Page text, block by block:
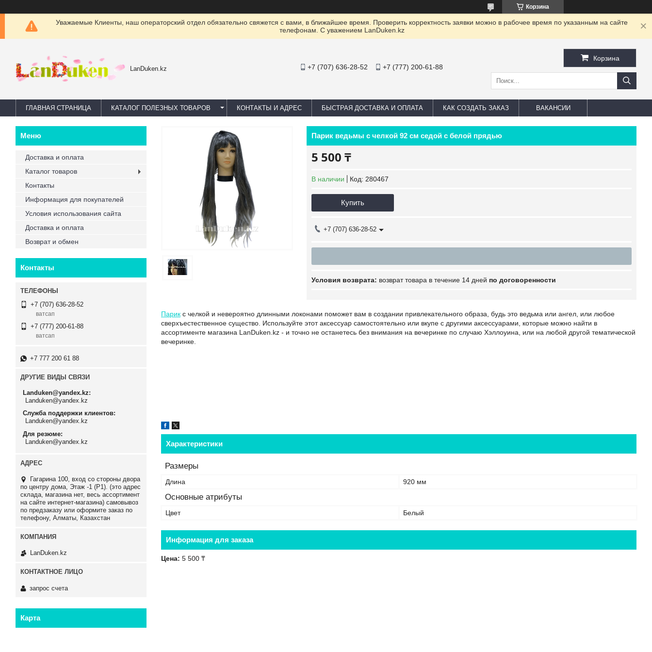
Корзина
Уважаемые Клиенты, наш операторский отдел обязательно свяжется с вами, в ближайшее время. Проверить корректность заявки можно в рабочее время по указанным на сайте
телефонам. С уважением LanDuken.kz
LanDuken.kz +7 (707) 636-28-52 +7 (777) 200-61-88
Корзина
ГЛАВНАЯ СТРАНИЦА КАТАЛОГ ПОЛЕЗНЫХ ТОВАРОВ КОНТАКТЫ И АДРЕС БЫСТРАЯ ДОСТАВКА И ОПЛАТА КАК СОЗДАТЬ ЗАКАЗ ВАКАНСИИ
Парик ведьмы с челкой 92 см седой с белой прядью
5 500 ₸
В наличии Код: 280467
Купить
+7 (707) 636-28-52
возврат товара в течение 14 дней по договоренности
Парик с челкой и невероятно длинными локонами поможет вам в создании привлекательного образа, будь это ведьма или ангел, или любое
сверхъестественное существо. Используйте этот аксессуар самостоятельно или вкупе с другими аксессуарами, которые можно найти в
ассортименте магазина LanDuken.kz - и точно не останетесь без внимания на вечеринке по случаю Хэллоуина, или на любой другой тематической
вечеринке.
Характеристики
Размеры
Длина 920 мм
Основные атрибуты
Цвет Белый
Информация для заказа
Цена: 5 500 ₸
Доставка и оплата
Каталог товаров
Контакты
Информация для покупателей
Условия использования сайта
Доставка и оплата
Возврат и обмен
Контакты
+7 (707) 636-28-52
ватсап
+7 (777) 200-61-88
ватсап
+7 777 200 61 88
ДРУГИЕ ВИДЫ СВЯЗИ
Landuken@yandex.kz
Landuken@yandex.kz
Служба поддержки клиентов
Landuken@yandex.kz
Для резюме
Landuken@yandex.kz
Гагарина 100, вход со стороны двора
по центру дома, Этаж -1 (P1). (это адрес
склада, магазина нет, весь ассортимент
на сайте интернет-магазина) самовывоз
по предзаказу или оформите заказ по
телефону, Алматы, Казахстан
LanDuken.kz
запрос счета
Карта